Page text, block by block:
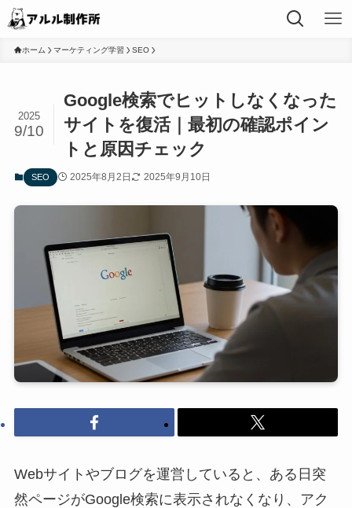
ホーム マーケティング学習 SEO
Google検索でヒットしなくなった
サイトを復活｜最初の確認ポイン
トと原因チェック
2025
9/10
SEO 2025年8月2日 2025年9月10日
Webサイトやブログを運営していると、ある日突
然ページがGoogle検索に表示されなくなり、アク